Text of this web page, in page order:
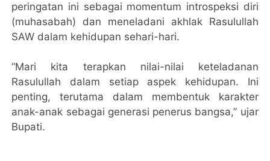
peringatan ini sebagai momentum introspeksi diri
(muhasabah) dan meneladani akhlak Rasulullah
SAW dalam kehidupan sehari-hari.
“Mari kita terapkan nilai-nilai keteladanan
Rasulullah dalam setiap aspek kehidupan. Ini
penting, terutama dalam membentuk karakter
anak-anak sebagai generasi penerus bangsa,” ujar
Bupati.